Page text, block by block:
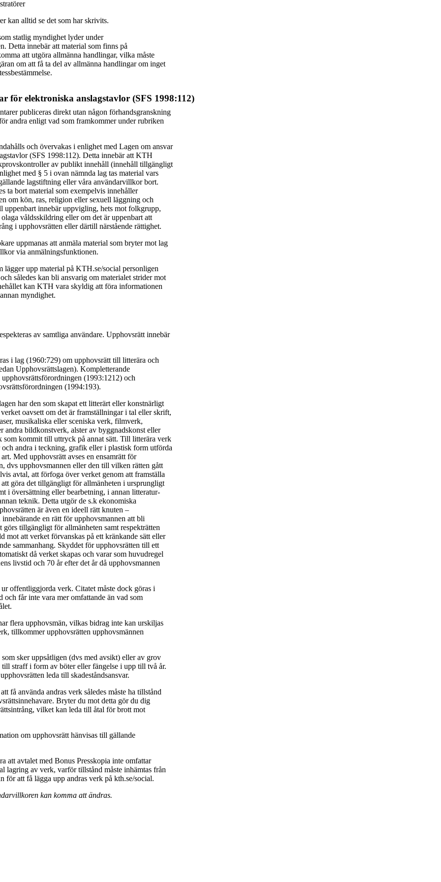
kan alltid se det som har skrivits.
statlig myndighet lyder under
Detta innebär att material som finns på
att utgöra allmänna handlingar, vilka måste
om att få ta del av allmänna handlingar om inget
för elektroniska anslagstavlor (SFS 1998:112)
publiceras direkt utan någon förhandsgranskning
andra enligt vad som framkommer under rubriken
och övervakas i enlighet med Lagen om ansvar
(SFS 1998:112). Detta innebär att KTH
av publikt innehåll (innehåll tillgängligt
med § 5 i ovan nämnda lag tas material vars
lagstiftning eller våra användarvillkor bort.
ta bort material som exempelvis innehåller
om kön, ras, religion eller sexuell läggning och
uppenbart innebär uppvigling, hets mot folkgrupp,
våldsskildring eller om det är uppenbart att
i upphovsrätten eller därtill närstående rättighet.
uppmanas att anmäla material som bryter mot lag
via anmälningsfunktionen.
lägger upp material på KTH.se/social personligen
således kan bli ansvarig om materialet strider mot
kan KTH vara skyldig att föra informationen
myndighet.
av samtliga användare. Upphovsrätt innebär
i lag (1960:729) om upphovsrätt till litterära och
Upphovsrättslagen). Kompletterande
upphovsrättsförordningen (1993:1212) och
(1994:193).
har den som skapat ett litterärt eller konstnärligt
oavsett om det är framställningar i tal eller skrift,
musikaliska eller sceniska verk, filmverk,
andra bildkonstverk, alster av byggnadskonst eller
som kommit till uttryck på annat sätt. Till litterära verk
och andra i teckning, grafik eller i plastisk form utförda
Med upphovsrätt avses en ensamrätt för
dvs upphovsmannen eller den till vilken rätten gått
avtal, att förfoga över verket genom att framställa
göra det tillgängligt för allmänheten i ursprungligt
i översättning eller bearbetning, i annan litteratur-
teknik. Detta utgör de s.k ekonomiska
är även en ideell rätt knuten –
innebärande en rätt för upphovsmannen att bli
görs tillgängligt för allmänheten samt respekträtten
mot att verket förvanskas på ett kränkande sätt eller
sammanhang. Skyddet för upphovsrätten till ett
då verket skapas och varar som huvudregel
livstid och 70 år efter det år då upphovsmannen
offentliggjorda verk. Citatet måste dock göras i
och får inte vara mer omfattande än vad som
flera upphovsmän, vilkas bidrag inte kan urskiljas
tillkommer upphovsrätten upphovsmännen
sker uppsåtligen (dvs med avsikt) eller av grov
till straff i form av böter eller fängelse i upp till två år.
leda till skadeståndsansvar.
få använda andras verk således måste ha tillstånd
Bryter du mot detta gör du dig
vilket kan leda till åtal för brott mot
om upphovsrätt hänvisas till gällande
att avtalet med Bonus Presskopia inte omfattar
lagring av verk, varför tillstånd måste inhämtas från
för att få lägga upp andras verk på kth.se/social.
kan komma att ändras.